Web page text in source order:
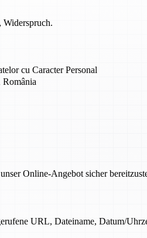
cu Caracter Personal
Online-Angebot sicher
URL, Dateiname, Datum/